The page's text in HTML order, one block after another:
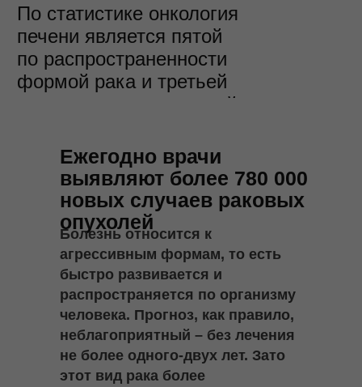
По статистике онкология
печени является пятой
по распространенности
формой рака и третьей
по значимости причиной
всем мире.
Ежегодно врачи
выявляют более 780 000
новых случаев раковых
опухолей
Болезнь относится к
агрессивным формам, то есть
быстро развивается и
распространяется по организму
человека. Прогноз, как правило,
неблагоприятный – без лечения
не более одного-двух лет. Зато
этот вид рака более